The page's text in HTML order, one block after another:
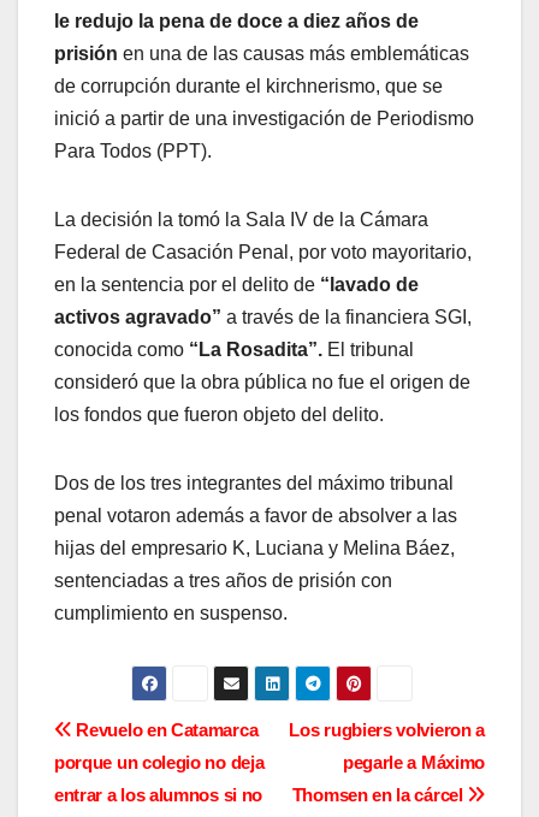
le redujo la pena de doce a diez años de
prisión en una de las causas más emblemáticas
de corrupción durante el kirchnerismo, que se
inició a partir de una investigación de Periodismo
Para Todos (PPT).
La decisión la tomó la Sala IV de la Cámara
Federal de Casación Penal, por voto mayoritario,
en la sentencia por el delito de “lavado de
activos agravado” a través de la financiera SGI,
conocida como “La Rosadita”. El tribunal
consideró que la obra pública no fue el origen de
los fondos que fueron objeto del delito.
Dos de los tres integrantes del máximo tribunal
penal votaron además a favor de absolver a las
hijas del empresario K, Luciana y Melina Báez,
sentenciadas a tres años de prisión con
cumplimiento en suspenso.
N
a
Los rugbiers volvieron a
pegarle a Máximo
Thomsen en la cárcel
Revuelo en Catamarca
porque un colegio no deja
entrar a los alumnos si no